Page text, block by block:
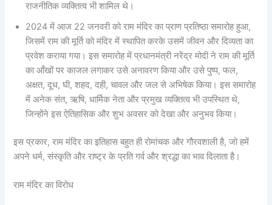
राजनीतिक व्यक्तित्व भी शामिल थे।
2024 में आज 22 जनवरी को राम मंदिर का प्राण प्रतिष्ठा समारोह हुआ,
जिसमें राम की मूर्ति को मंदिर में स्थापित करके उसमें जीवन और दिव्यता का
प्रवेश कराया गया। इस समारोह में प्रधानमंत्री नरेंद्र मोदी ने राम की मूर्ति
का आँखों पर काजल लगाकर उसे अनावरण किया और उसे पुष्प, फल,
अक्षत, दूध, घी, शहद, दही, चावल और जल से अभिषेक किया। इस समारोह
में अनेक संत, ऋषि, धार्मिक नेता और प्रमुख व्यक्तित्व भी उपस्थित थे,
जिन्होंने इस ऐतिहासिक और शुभ अवसर को देखा और अनुभव किया।
इस प्रकार, राम मंदिर का इतिहास बहुत ही रोमांचक और गौरवशाली है, जो हमें
अपने धर्म, संस्कृति और राष्ट्र के प्रति गर्व और श्रद्धा का भाव दिलाता है।
राम मंदिर का विरोध